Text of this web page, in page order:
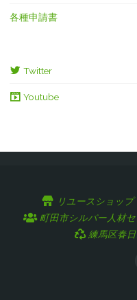
各種申請書
Twitter
Youtube
リユースショップ
町田市シルバー人材
練馬区春